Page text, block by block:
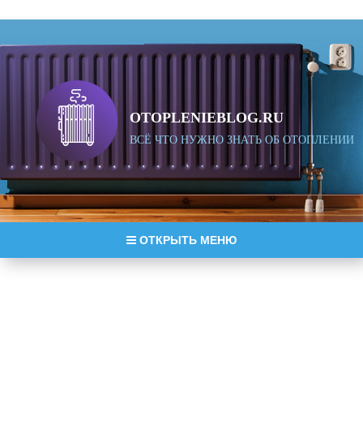
OTOPLENIEBLOG.RU
ВСЁ ЧТО НУЖНО ЗНАТЬ ОБ ОТОПЛЕНИИ
ОТКРЫТЬ МЕНЮ